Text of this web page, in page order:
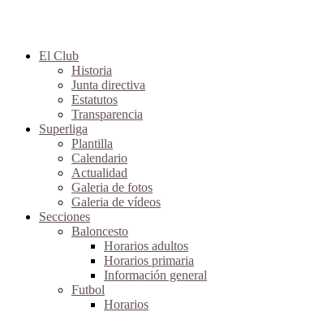
El Club
Historia
Junta directiva
Estatutos
Transparencia
Superliga
Plantilla
Calendario
Actualidad
Galeria de fotos
Galeria de vídeos
Secciones
Baloncesto
Horarios adultos
Horarios primaria
Información general
Futbol
Horarios